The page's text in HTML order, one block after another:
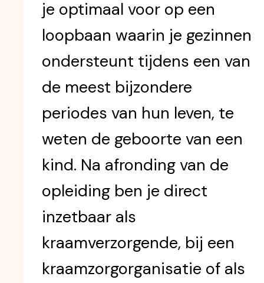
je optimaal voor op een
loopbaan waarin je gezinnen
ondersteunt tijdens een van
de meest bijzondere
periodes van hun leven, te
weten de geboorte van een
kind. Na afronding van de
opleiding ben je direct
inzetbaar als
kraamverzorgende, bij een
kraamzorgorganisatie of als